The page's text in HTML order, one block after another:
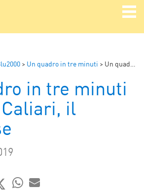
> Un quadro in tre minuti > Un quadro in tre minuti – Paolo Caliari, il Veronese
in tre minuti
il